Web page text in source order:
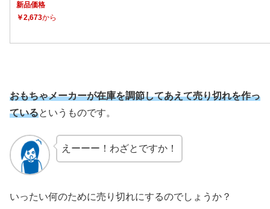
新品価格
￥2,673から
おもちゃメーカーが在庫を調節してあえて売り切れを作っ
ているというものです。
えーーー！わざとですか！
いったい何のために売り切れにするのでしょうか？